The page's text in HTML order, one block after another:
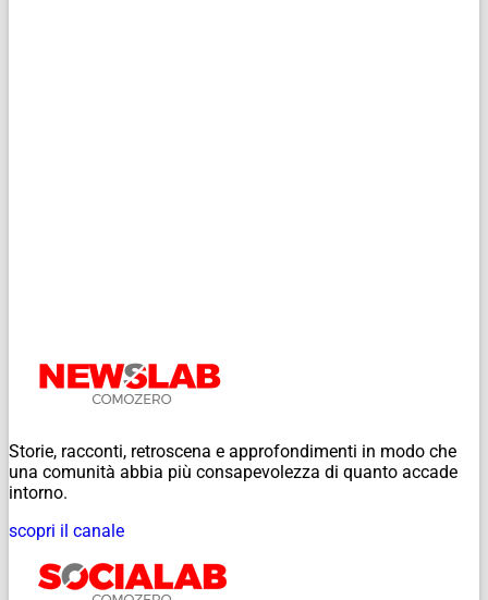
Storie, racconti, retroscena e approfondimenti in modo che
una comunità abbia più consapevolezza di quanto accade
intorno.
scopri il canale